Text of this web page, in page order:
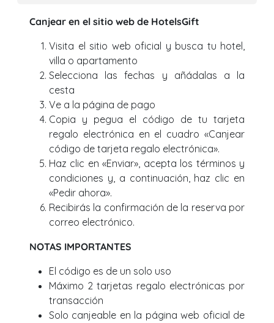
Canjear en el sitio web de HotelsGift
Visita el sitio web oficial y busca tu hotel,
villa o apartamento
Selecciona las fechas y añádalas a la
cesta
Ve a la página de pago
Copia y pegua el código de tu tarjeta
regalo electrónica en el cuadro «Canjear
código de tarjeta regalo electrónica».
Haz clic en «Enviar», acepta los términos y
condiciones y, a continuación, haz clic en
«Pedir ahora».
Recibirás la confirmación de la reserva por
correo electrónico.
NOTAS IMPORTANTES
El código es de un solo uso
Máximo 2 tarjetas regalo electrónicas por
transacción
Solo canjeable en la página web oficial de